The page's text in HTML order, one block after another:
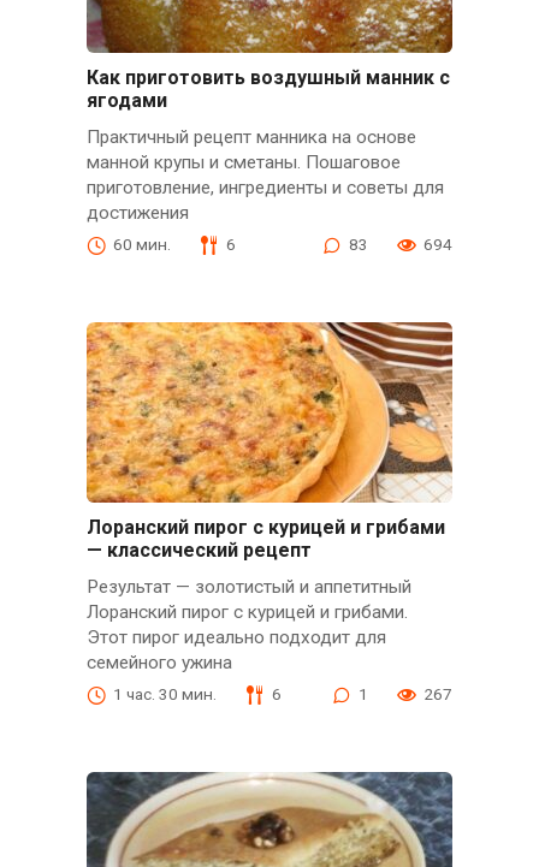
Как приготовить воздушный манник с
ягодами
Практичный рецепт манника на основе
манной крупы и сметаны. Пошаговое
приготовление, ингредиенты и советы для
достижения
60 мин. 6 83 694
Лоранский пирог с курицей и грибами
— классический рецепт
Результат — золотистый и аппетитный
Лоранский пирог с курицей и грибами.
Этот пирог идеально подходит для
семейного ужина
1 час. 30 мин. 6 1 267